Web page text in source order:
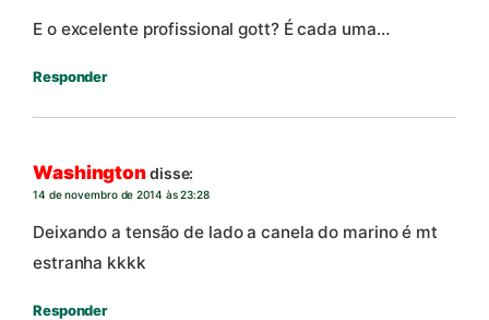
E o excelente profissional gott? É cada uma…
Responder
Washingtondisse:
14 de novembro de 2014 às 23:28
Deixando a tensão de lado a canela do marino é mt
estranha kkkk
Responder